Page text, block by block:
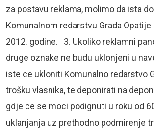
za postavu reklama, molimo da ista
Komunalnom redarstvu Grada Opatije
2012. godine. 3. Ukoliko reklamni
druge oznake ne budu uklonjeni u
iste ce ukloniti Komunalno redarstvo
trošku vlasnika, te deponirati na
gdje ce se moci podignuti u roku od
uklanjanja uz prethodno podmirenje